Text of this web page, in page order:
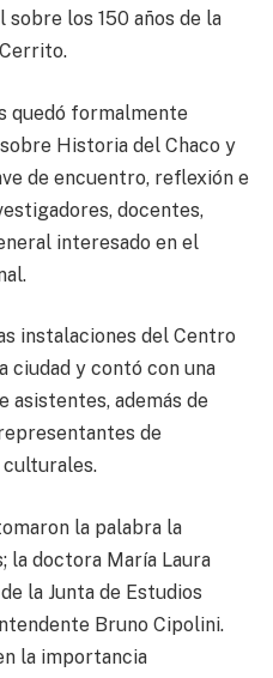
los 150 años de la
quedó formalmente
Historia del Chaco y
de encuentro, reflexión e
docentes,
interesado en el
instalaciones del Centro
ciudad y contó con una
además de
de
culturales.
la palabra la
la doctora María Laura
la Junta de Estudios
Bruno Cipolini.
la importancia